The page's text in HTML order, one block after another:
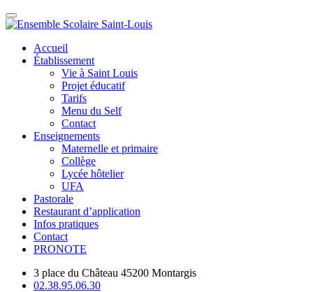
Accueil
Établissement
Vie à Saint Louis
Projet éducatif
Tarifs
Menu du Self
Contact
Enseignements
Maternelle et primaire
Collège
Lycée hôtelier
UFA
Pastorale
Restaurant d’application
Infos pratiques
Contact
PRONOTE
3 place du Château 45200 Montargis
02.38.95.06.30